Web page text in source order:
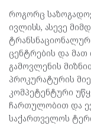
როგორც
ივლისს, ასევე
ცენტრების და
გამოვლენის
პროკურატურის
კომპეტენტური
ჩართულობით და
საქართველოს